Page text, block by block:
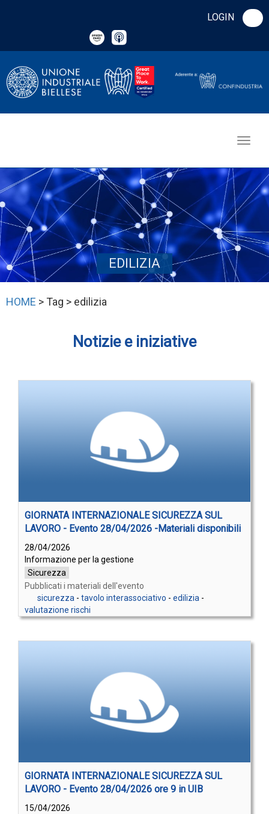
LOGIN
EDILIZIA
HOME > Tag > edilizia
Notizie e iniziative
GIORNATA INTERNAZIONALE SICUREZZA SUL
LAVORO - Evento 28/04/2026 -Materiali disponibili
28/04/2026
Informazione per la gestione
Sicurezza
Pubblicati i materiali dell'evento
sicurezza- tavolo interassociativo - edilizia-
valutazione rischi
GIORNATA INTERNAZIONALE SICUREZZA SUL
LAVORO - Evento 28/04/2026 ore 9 in UIB
15/04/2026